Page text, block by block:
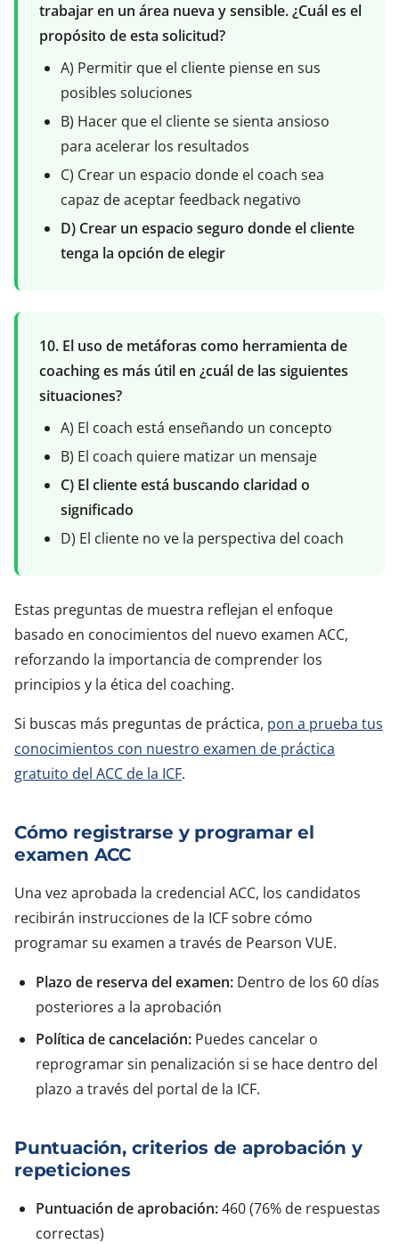
trabajar en un área nueva y sensible. ¿Cuál es el
propósito de esta solicitud?
A) Permitir que el cliente piense en sus
posibles soluciones
B) Hacer que el cliente se sienta ansioso
para acelerar los resultados
C) Crear un espacio donde el coach sea
capaz de aceptar feedback negativo
D) Crear un espacio seguro donde el cliente
tenga la opción de elegir
10. El uso de metáforas como herramienta de
coaching es más útil en ¿cuál de las siguientes
situaciones?
A) El coach está enseñando un concepto
B) El coach quiere matizar un mensaje
C) El cliente está buscando claridad o
significado
D) El cliente no ve la perspectiva del coach
Estas preguntas de muestra reflejan el enfoque
basado en conocimientos del nuevo examen ACC,
reforzando la importancia de comprender los
principios y la ética del coaching.
Si buscas más preguntas de práctica, pon a prueba tus
conocimientos con nuestro examen de práctica
gratuito del ACC de la ICF.
Cómo registrarse y programar el
examen ACC
Una vez aprobada la credencial ACC, los candidatos
recibirán instrucciones de la ICF sobre cómo
programar su examen a través de Pearson VUE.
Plazo de reserva del examen: Dentro de los 60 días
posteriores a la aprobación
Política de cancelación: Puedes cancelar o
reprogramar sin penalización si se hace dentro del
plazo a través del portal de la ICF.
Puntuación, criterios de aprobación y
repeticiones
Puntuación de aprobación:460 (76% de respuestas
correctas)